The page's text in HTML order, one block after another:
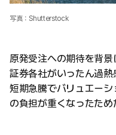
写真：Shutterstock
原発受注への期待を背景
証券各社がいったん過熱
短期急騰でバリュエーシ
の負担が重くなったため